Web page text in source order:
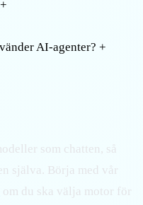
+
AI-agenter? +
som chatten, så
själva. Börja med vår
om du ska välja motor för